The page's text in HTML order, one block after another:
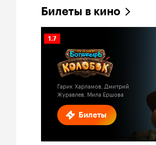
Билеты в кино
Билеты
Рейтинг
Кинопоиска
1.7
Гарик Харламов, Дмитрий
Журавлев, Мила Ершова